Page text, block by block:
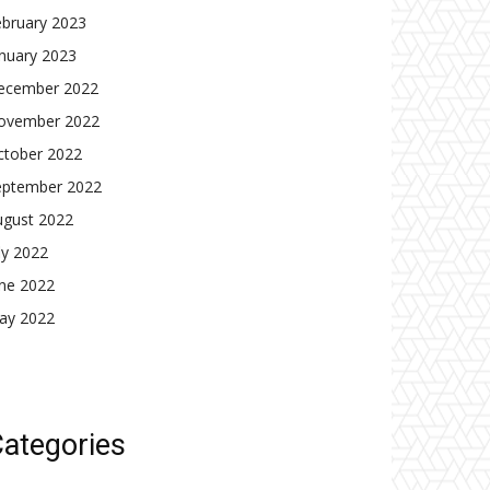
2023
2023
2022
2022
2022
2022
2022
2022
2022
2022